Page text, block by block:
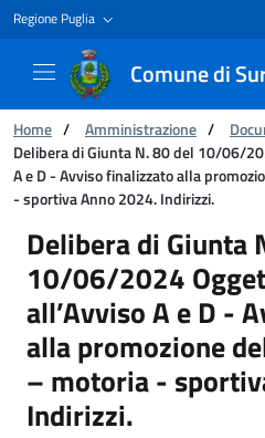
Regione Puglia
Comune di
Ti trovi in:
Home / Amministrazione /
Delibera di Giunta N. 80 del 10/06/
A e D - Avviso finalizzato alla
- sportiva Anno 2024. Indirizzi.
Delibera di Giunta N.
Delibera di Giunta
10/06/2024
all’Avviso A e D -
alla promozione
– motoria -
Indirizzi.